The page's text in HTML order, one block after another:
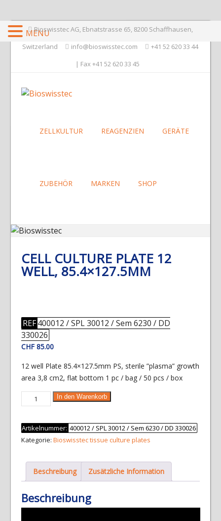
Bioswisstec AG, Ebnatstrasse 65, 8200 Schaffhausen,
Switzerland
info@bioswisstec.com
+41 52 620 33 44
| Fax +41 52 620 33 45
ZELLKULTUR REAGENZIEN GERÄTE
ZUBEHÖR MARKEN SHOP
CELL CULTURE PLATE 12
WELL, 85.4×127.5MM
REF 400012 / SPL 30012 / Sem 6230 / DD
330026
CHF85.00
12 well Plate 85.4×127.5mm PS, sterile ”plasma” growth
area 3,8 cm2, flat bottom 1 pc / bag / 50 pcs / box
Culture
Plate
12
well,
Menge
In den Warenkorb
Artikelnummer: 400012 / SPL 30012 / Sem 6230 / DD 330026
Kategorie: Bioswisstec tissue culture plates
Beschreibung Zusätzliche Information
Beschreibung
MENU